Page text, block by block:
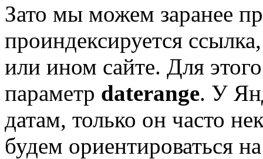
Зато мы можем заранее
проиндексируется
или ином сайте. Для
параметр daterange. У
датам, только он часто
будем ориентироваться